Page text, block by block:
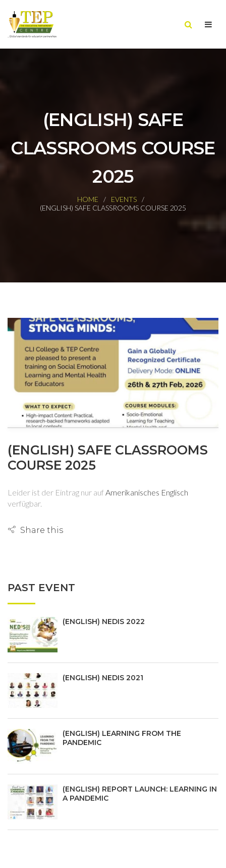
(ENGLISH) SAFE
CLASSROOMS COURSE
2025
HOME
EVENTS
(ENGLISH) SAFE CLASSROOMS COURSE 2025
(ENGLISH) SAFE CLASSROOMS
COURSE 2025
Leider ist der Eintrag nur aufAmerikanisches Englisch
verfügbar.
Share this
PAST EVENT
(ENGLISH) NEDIS 2022
(ENGLISH) NEDIS 2021
(ENGLISH) LEARNING FROM THE
PANDEMIC
(ENGLISH) REPORT LAUNCH: LEARNING IN
A PANDEMIC